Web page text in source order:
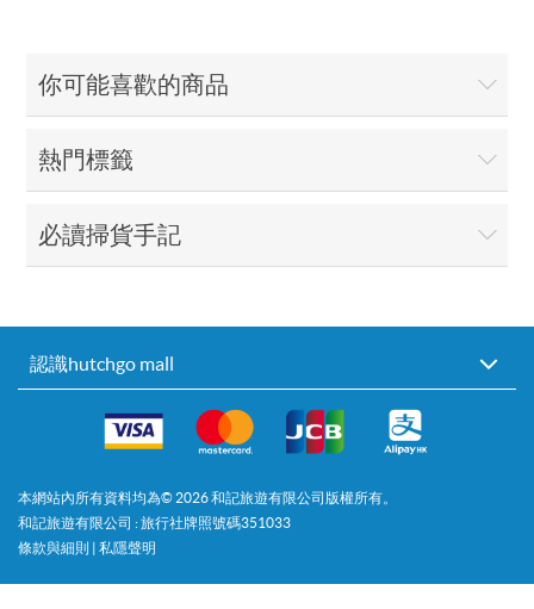
你可能喜歡的商品
熱門標籤
必讀掃貨手記
認識hutchgo mall
本網站內所有資料均為© 2026和記旅遊有限公司版權所有。
和記旅遊有限公司 : 旅行社牌照號碼351033
條款與細則 | 私隱聲明